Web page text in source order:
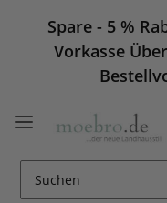
Spare - 5 %
Vorkasse